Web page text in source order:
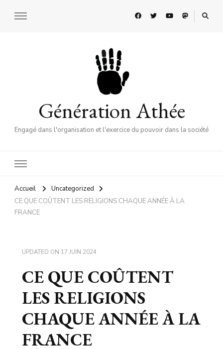
Génération Athée
Engagé dans l'organisation et l'exercice du pouvoir dans la société
Accueil
Uncategorized
CE QUE COÛTENT LES RELIGIONS CHAQUE ANNÉE À LA
FRANCE
UPDATED ON 17 JUIN 2024
CE QUE COÛTENT
LES RELIGIONS
CHAQUE ANNÉE À LA
FRANCE